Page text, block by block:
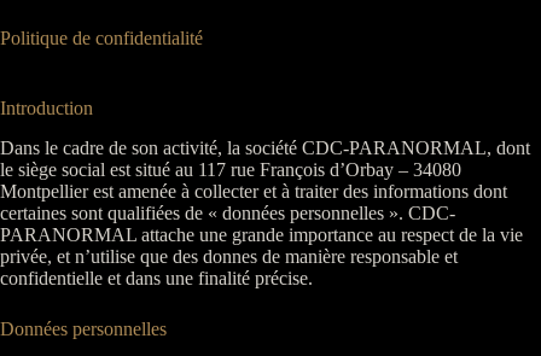
Politique de confidentialité
Introduction
Dans le cadre de son activité, la société CDC-PARANORMAL, dont
le siège social est situé au 117 rue François d’Orbay – 34080
Montpellier est amenée à collecter et à traiter des informations dont
certaines sont qualifiées de « données personnelles ». CDC-
PARANORMAL attache une grande importance au respect de la vie
privée, et n’utilise que des donnes de manière responsable et
confidentielle et dans une finalité précise.
Données personnelles